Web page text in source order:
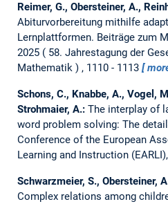
Reimer, G., Obersteiner, A.,
Abiturvorbereitung mithilfe
Lernplattformen. Beiträge zum
2025
58. Jahrestagung der
Mathematik
, 1110 - 1113
Schons, C., Knabbe, A., Vogel,
Strohmaier, A.: The interplay of
word problem solving: The
Conference of the European
Learning and Instruction
Schwarzmeier, S., Obersteiner,
Complex relations among